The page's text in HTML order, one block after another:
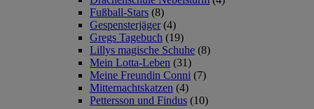
Fußball-Stars (8)
Gespensterjäger (4)
Gregs Tagebuch (19)
Lillys magische Schuhe (8)
Mein Lotta-Leben (31)
Meine Freundin Conni (7)
Mitternachtskatzen (4)
Pettersson und Findus (10)